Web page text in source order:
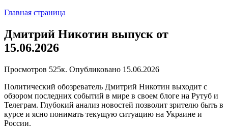
Главная страница
Дмитрий Никотин выпуск от
15.06.2026
Просмотров 525к. Опубликовано 15.06.2026
Политический обозреватель Дмитрий Никотин выходит с
обзором последних событий в мире в своем блоге на Рутуб и
Телеграм. Глубокий анализ новостей позволит зрителю быть в
курсе и ясно понимать текущую ситуацию на Украине и
России.